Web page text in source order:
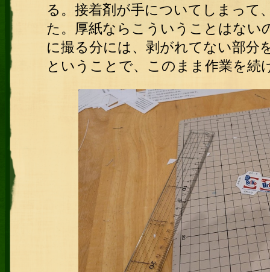
る。接着剤が手についてしまって
た。厚紙ならこういうことはない
に撮る分には、剥がれてない部分
ということで、このまま作業を続